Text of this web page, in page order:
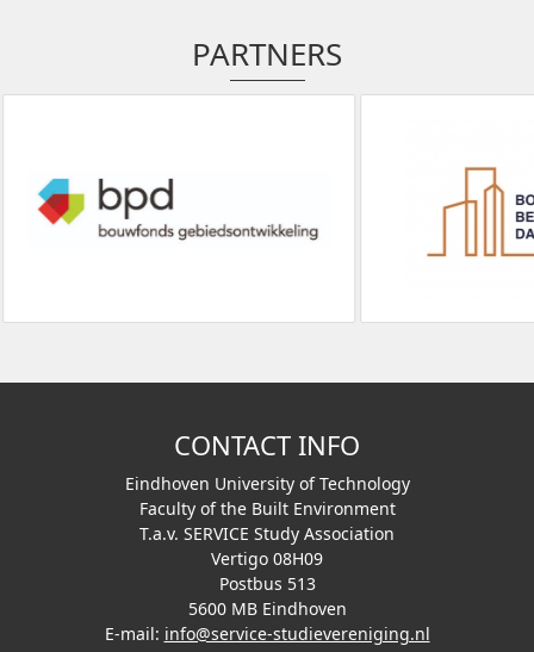
PARTNERS
CONTACT INFO
Eindhoven University of Technology
Faculty of the Built Environment
T.a.v. SERVICE Study Association
Vertigo 08H09
Postbus 513
5600 MB Eindhoven
E-mail: info@service-studievereniging.nl